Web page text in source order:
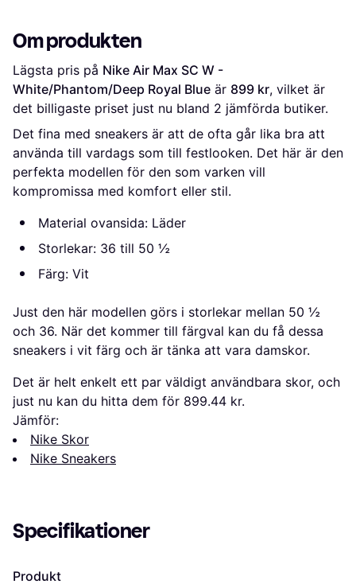
Om produkten
Lägsta pris på Nike Air Max SC W -
White/Phantom/Deep Royal Blue är 899 kr, vilket är
det billigaste priset just nu bland 2 jämförda butiker.
Det fina med sneakers är att de ofta går lika bra att
använda till vardags som till festlooken. Det här är den
perfekta modellen för den som varken vill
kompromissa med komfort eller stil.
Material ovansida: Läder
Storlekar: 36 till 50 ½
Färg: Vit
Just den här modellen görs i storlekar mellan 50 ½
och 36. När det kommer till färgval kan du få dessa
sneakers i vit färg och är tänka att vara damskor.
Det är helt enkelt ett par väldigt användbara skor, och
just nu kan du hitta dem för 899.44 kr.
Jämför:
Nike Skor
Nike Sneakers
Specifikationer
Produkt